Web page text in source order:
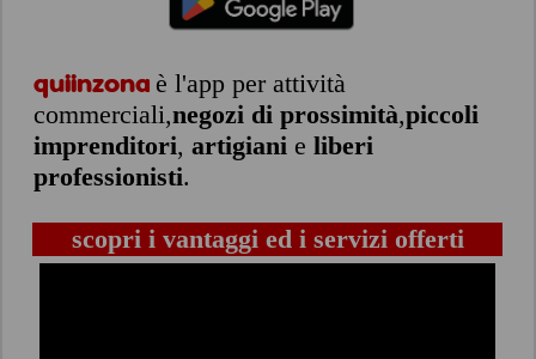
quiinzona è l'app per attività
commerciali,negozi di prossimità,piccoli
imprenditori,artigiani eliberi
professionisti.
scopri i vantaggi ed i servizi offerti